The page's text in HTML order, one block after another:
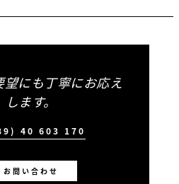
望にも丁寧にお応え
します。
40 603 170
お問い合わせ